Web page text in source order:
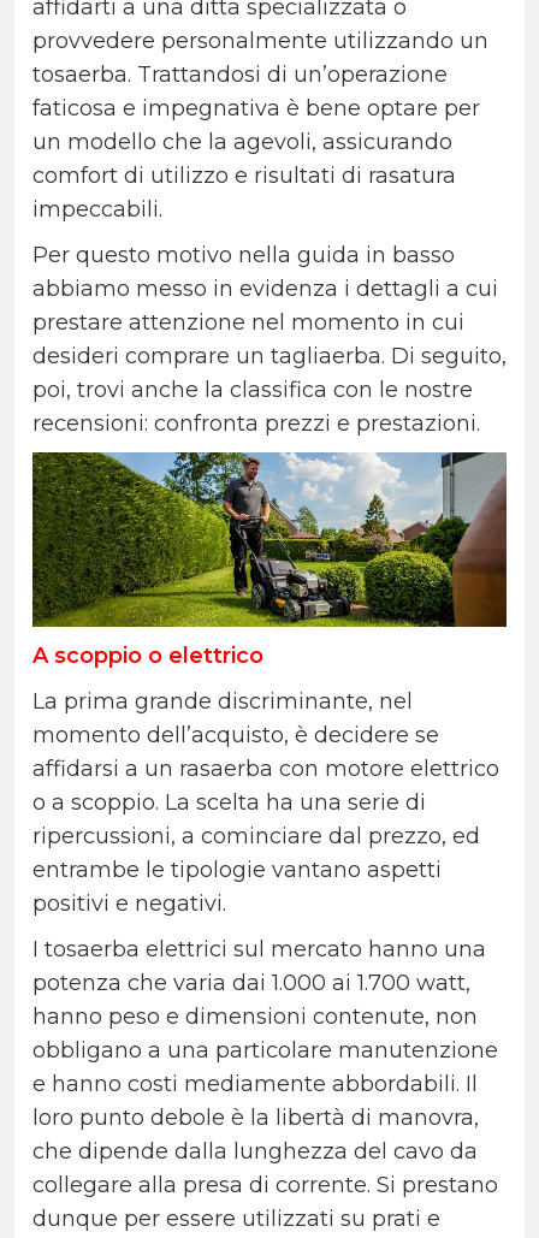
affidarti a una ditta specializzata o
provvedere personalmente utilizzando un
tosaerba. Trattandosi di un’operazione
faticosa e impegnativa è bene optare per
un modello che la agevoli, assicurando
comfort di utilizzo e risultati di rasatura
impeccabili.
Per questo motivo nella guida in basso
abbiamo messo in evidenza i dettagli a cui
prestare attenzione nel momento in cui
desideri comprare un tagliaerba. Di seguito,
poi, trovi anche la classifica con le nostre
recensioni: confronta prezzi e prestazioni.
A scoppio o elettrico
La prima grande discriminante, nel
momento dell’acquisto, è decidere se
affidarsi a un rasaerba con motore elettrico
o a scoppio. La scelta ha una serie di
ripercussioni, a cominciare dal prezzo, ed
entrambe le tipologie vantano aspetti
positivi e negativi.
I tosaerba elettrici sul mercato hanno una
potenza che varia dai 1.000 ai 1.700 watt,
hanno peso e dimensioni contenute, non
obbligano a una particolare manutenzione
e hanno costi mediamente abbordabili. Il
loro punto debole è la libertà di manovra,
che dipende dalla lunghezza del cavo da
collegare alla presa di corrente. Si prestano
dunque per essere utilizzati su prati e